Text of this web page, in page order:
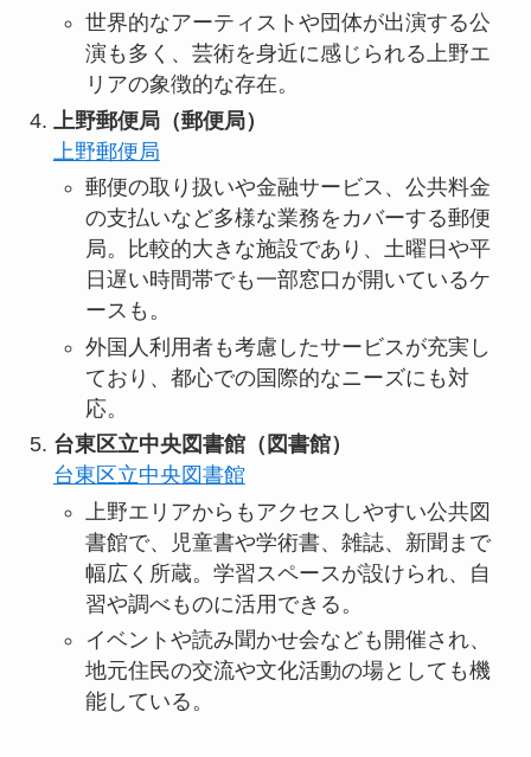
世界的なアーティストや団体が出演する公
演も多く、芸術を身近に感じられる上野エ
リアの象徴的な存在。
上野郵便局（郵便局）
上野郵便局
郵便の取り扱いや金融サービス、公共料金
の支払いなど多様な業務をカバーする郵便
局。比較的大きな施設であり、土曜日や平
日遅い時間帯でも一部窓口が開いているケ
ースも。
外国人利用者も考慮したサービスが充実し
ており、都心での国際的なニーズにも対
応。
台東区立中央図書館（図書館）
台東区立中央図書館
上野エリアからもアクセスしやすい公共図
書館で、児童書や学術書、雑誌、新聞まで
幅広く所蔵。学習スペースが設けられ、自
習や調べものに活用できる。
イベントや読み聞かせ会なども開催され、
地元住民の交流や文化活動の場としても機
能している。